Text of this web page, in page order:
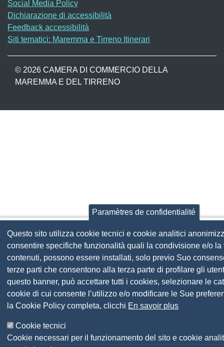
Social Media Policy
Dichiarazione di accessibilità
Feedback accessibilità
Siti tematici: Maremma e Tirreno Itinerari
© 2026 CAMERA DI COMMERCIO DELLA
MAREMMA E DEL TIRRENO
Paramètres de confidentialité
Questo sito utilizza cookie tecnici e cookie analitici
consentire specifiche funzionalità quali la condivisione e/o la
contenuti, possono essere installati, solo previo Suo
terze parti che consentono alla terza parte di profilare gli
questo banner, può accettare tutti i cookies, selezionare le
cookie di cui consente l’utilizzo e/o modificare le Sue
la Cookie Policy completa, clicchi En savoir plus
Cookie tecnici
Cookie necessari per il funzionamento del sito e cookie